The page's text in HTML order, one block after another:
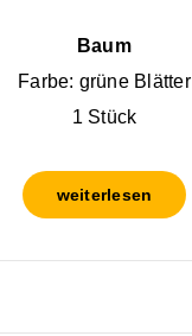
Baum
Farbe: grüne Blätter
1 Stück
weiterlesen